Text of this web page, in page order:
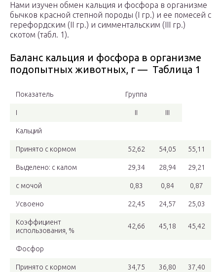
Нами изучен обмен кальция и фосфора в организме
бычков красной степной породы (I гр.) и ее помесей с
герефордским (II гр.) и симментальским (III гр.)
скотом (табл. 1).
Баланс кальция и фосфора в организме
подопытных животных, г — Таблица 1
Показатель Группа
I II III
Кальций
Принято с кормом 52,62 54,05 55,11
Выделено: с калом 29,34 28,94 29,21
с мочой 0,83 0,84 0,87
Усвоено 22,45 24,57 25,03
Коэффициент
использования, %
42,66 45,18 45,42
Фосфор
Принято с кормом 34,75 36,80 37,40